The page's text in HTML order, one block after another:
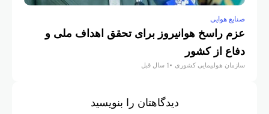
صنایع هوایی
عزم راسخ هوانیروز برای تحقق اهداف ملی و
دفاع از کشور
سازمان هواپیمایی کشوری 1 سال قبل
دیدگاهتان را بنویسید